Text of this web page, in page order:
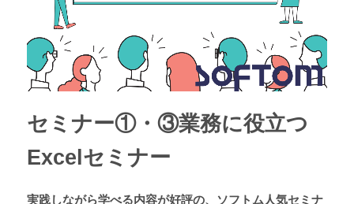
セミナー①・③業務に役立つ
Excelセミナー
実践しながら学べる内容が好評の、ソフトム人気セミナ